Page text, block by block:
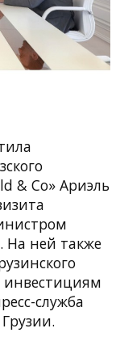
& Co» Ариэль
ней также
инвестициям
служба